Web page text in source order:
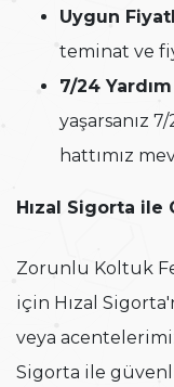
Uygun
teminat ve
7/24
yaşarsanız
hattımız
Hızal Sigorta ile
Zorunlu Koltuk
için Hızal
veya
Sigorta ile